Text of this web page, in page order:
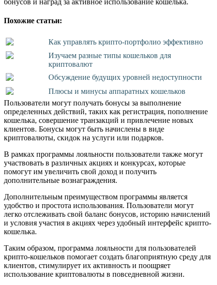
бонусов и наград за активное использование кошелька.
Похожие статьи:
Как управлять крипто-портфолио эффективно
Изучаем разные типы кошельков для
криптовалют
Обсуждение будущих уровней недоступности
Плюсы и минусы аппаратных кошельков
Пользователи могут получать бонусы за выполнение
определенных действий, таких как регистрация, пополнение
кошелька, совершение транзакций и привлечение новых
клиентов. Бонусы могут быть начислены в виде
криптовалюты, скидок на услуги или подарков.
В рамках программы лояльности пользователи также могут
участвовать в различных акциях и конкурсах, которые
помогут им увеличить свой доход и получить
дополнительные вознаграждения.
Дополнительным преимуществом программы является
удобство и простота использования. Пользователи могут
легко отслеживать свой баланс бонусов, историю начислений
и условия участия в акциях через удобный интерфейс крипто-
кошелька.
Таким образом, программа лояльности для пользователей
крипто-кошельков помогает создать благоприятную среду для
клиентов, стимулирует их активность и поощряет
использование криптовалюты в повседневной жизни.